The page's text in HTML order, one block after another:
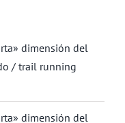
dimensión del
/ trail running
dimensión del